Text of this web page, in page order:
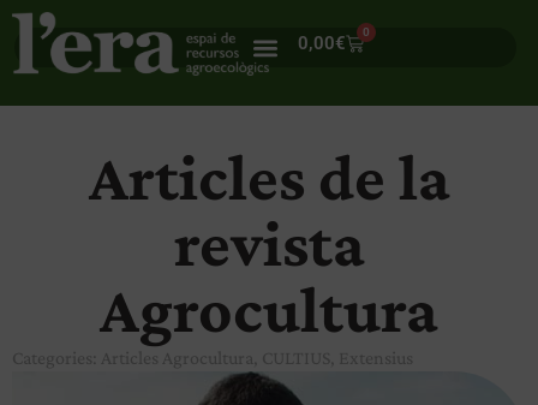
0,00€
0
Articles de la
revista
Agrocultura